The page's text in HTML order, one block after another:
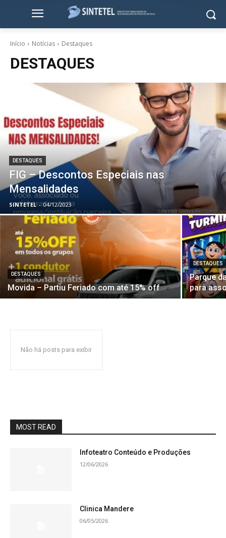
Início Notícias Destaques
DESTAQUES
DESTAQUES
FIG – Descontos Especiais nas
Mensalidades
SINTETEL - 04/12/2023
DESTAQUES
Movida – Partiu Feriado com até 15% off
DESTAQUES
Parque
para
Não há posts para exibir
MOST READ
Infoteatro Conteúdo e Produções
12/06/2026
Clinica Mandere
06/05/2026